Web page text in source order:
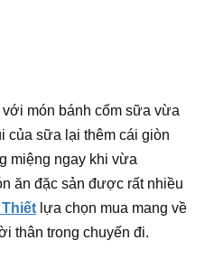
món bánh cốm sữa vừa
của sữa lại thêm cái giòn
miệng ngay khi vừa
ăn đặc sản được rất nhiều
lựa chọn mua mang về
thân trong chuyến đi.